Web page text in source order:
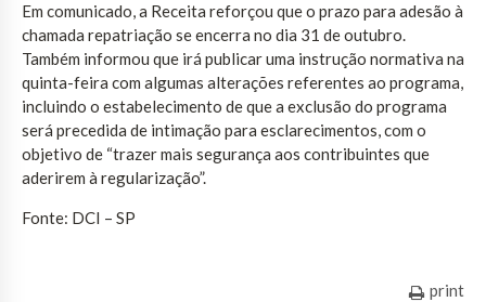
Em comunicado, a Receita reforçou que o prazo para adesão à
chamada repatriação se encerra no dia 31 de outubro.
Também informou que irá publicar uma instrução normativa na
quinta-feira com algumas alterações referentes ao programa,
incluindo o estabelecimento de que a exclusão do programa
será precedida de intimação para esclarecimentos, com o
objetivo de “trazer mais segurança aos contribuintes que
aderirem à regularização”.
Fonte: DCI – SP
print